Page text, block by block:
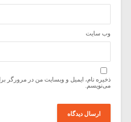
وب‌ سایت
ذخیره نام، ایمیل و وبسایت من در مرورگر
می‌نویسم.